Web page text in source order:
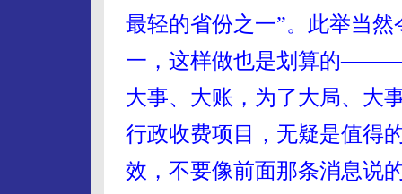
最轻的省份之一”。此举当
一，这样做也是划算的———
大事、大账，为了大局、大
行政收费项目，无疑是值得
效，不要像前面那条消息说